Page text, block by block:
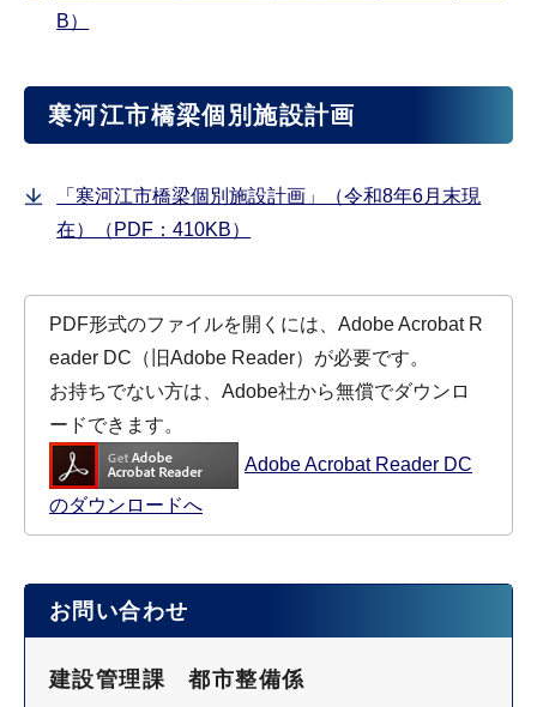
B）
寒河江市橋梁個別施設計画
「寒河江市橋梁個別施設計画」（令和8年6月末現
在）（PDF：410KB）
PDF形式のファイルを開くには、Adobe Acrobat R
eader DC（旧Adobe Reader）が必要です。
お持ちでない方は、Adobe社から無償でダウンロ
ードできます。
Adobe Acrobat Reader DC
のダウンロードへ
お問い合わせ
建設管理課 都市整備係